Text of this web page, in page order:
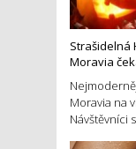
Strašidelná
Moravia
Moravia na
Návštěvníci